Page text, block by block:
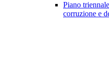
Piano
corruzione e